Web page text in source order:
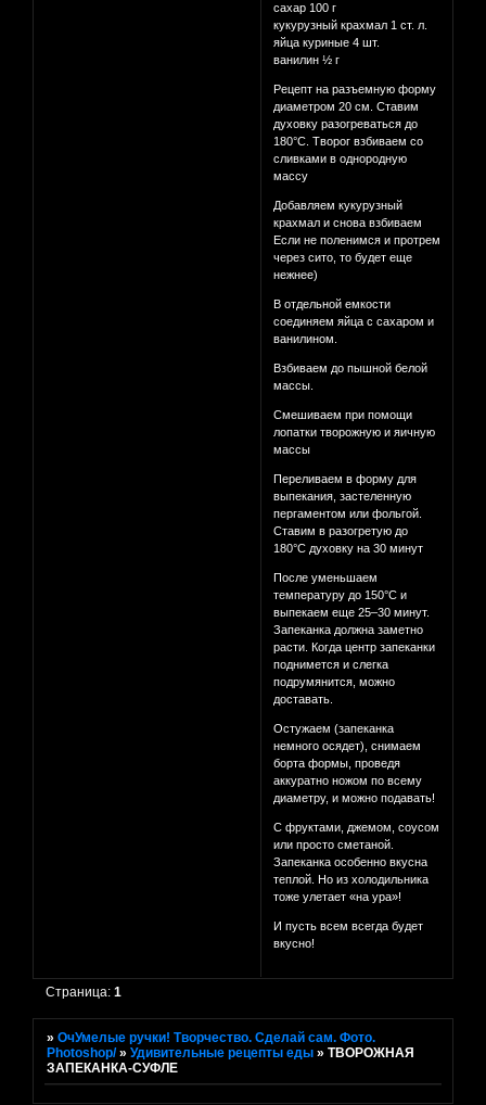
сахар 100 г
кукурузный крахмал 1 ст. л.
яйца куриные 4 шт.
ванилин ½ г
Рецепт на разъемную форму
диаметром 20 см. Ставим
духовку разогреваться до
180°C. Творог взбиваем со
сливками в однородную
массу
Добавляем кукурузный
крахмал и снова взбиваем
Если не поленимся и протрем
через сито, то будет еще
нежнее)
В отдельной емкости
соединяем яйца с сахаром и
ванилином.
Взбиваем до пышной белой
массы.
Смешиваем при помощи
лопатки творожную и яичную
массы
Переливаем в форму для
выпекания, застеленную
пергаментом или фольгой.
Ставим в разогретую до
180°C духовку на 30 минут
После уменьшаем
температуру до 150°C и
выпекаем еще 25–30 минут.
Запеканка должна заметно
расти. Когда центр запеканки
поднимется и слегка
подрумянится, можно
доставать.
Остужаем (запеканка
немного осядет), снимаем
борта формы, проведя
аккуратно ножом по всему
диаметру, и можно подавать!
С фруктами, джемом, соусом
или просто сметаной.
Запеканка особенно вкусна
теплой. Но из холодильника
тоже улетает «на ура»!
И пусть всем всегда будет
вкусно!
Страница:1
»ОчУмелые ручки! Творчество. Сделай сам. Фото.
Photoshop/ »Удивительные рецепты еды »ТВОРОЖНАЯ
ЗАПЕКАНКА-СУФЛЕ